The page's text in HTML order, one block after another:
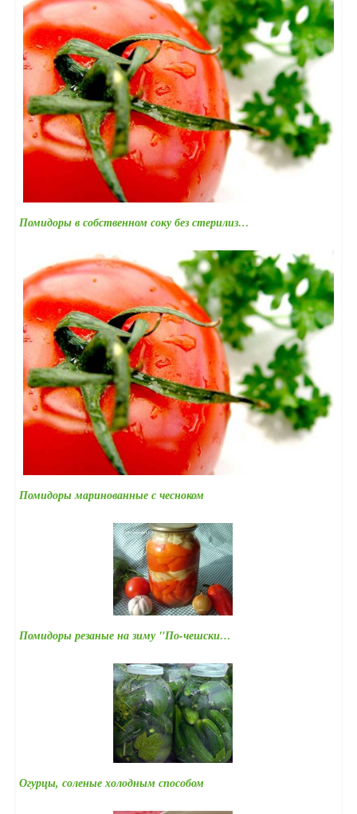
Помидоры в собственном соку без стерилиз…
Помидоры маринованные с чесноком
Помидоры резаные на зиму "По-чешски…
Огурцы, соленые холодным способом